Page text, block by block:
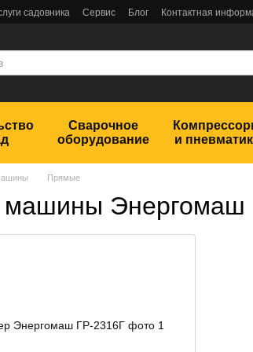
садовника Сервис Блог Контактная
Сварочное
оборудование
и
Прямые
Энергомаш